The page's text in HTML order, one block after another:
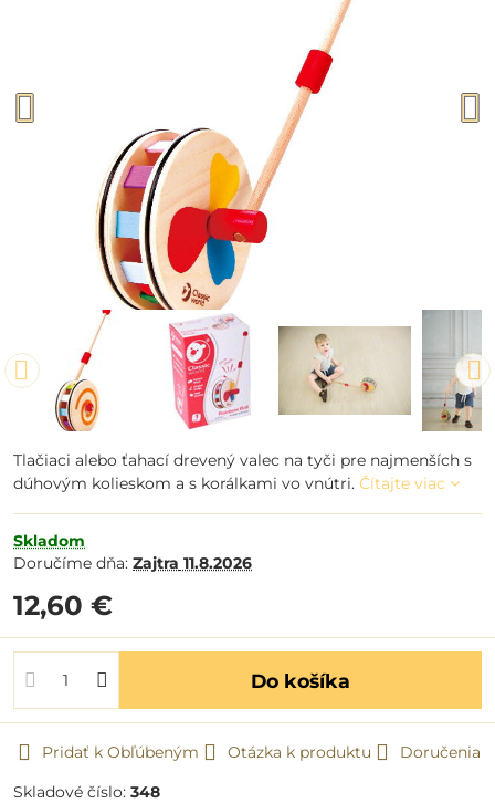
Tlačiaci alebo ťahací drevený valec na tyči pre najmenších s
dúhovým kolieskom a s korálkami vo vnútri. Čítajte viac
Skladom
Doručíme dňa: Zajtra 11.8.2026
12,60 €
Do košíka
Pridať k Obľúbeným Otázka k produktu
Doručenia
Skladové číslo: 348